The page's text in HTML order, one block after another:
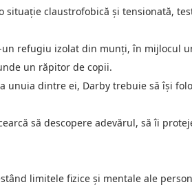
situație claustrofobică și tensionată,
refugiu izolat din munți, în mijlocul
un răpitor de copii.
unuia dintre ei, Darby trebuie să își
să descopere adevărul, să îi
limitele fizice și mentale ale